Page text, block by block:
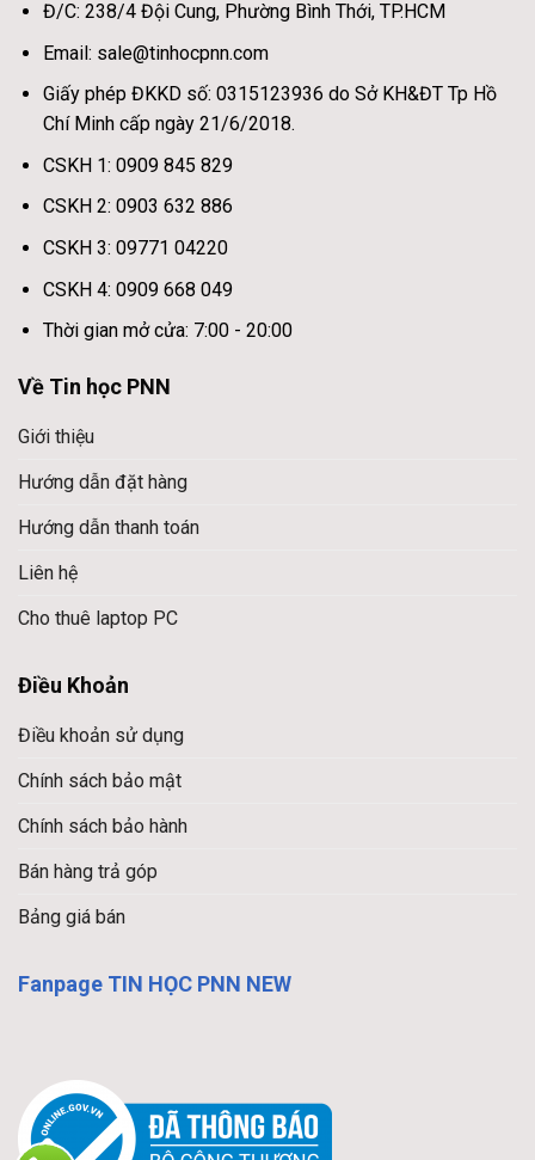
Đ/C: 238/4 Đội Cung, Phường Bình Thới, TP.HCM
Email: sale@tinhocpnn.com
Giấy phép ĐKKD số: 0315123936 do Sở KH&ĐT Tp Hồ
Chí Minh cấp ngày 21/6/2018.
CSKH 1: 0909 845 829
CSKH 2: 0903 632 886
CSKH 3: 09771 04220
CSKH 4: 0909 668 049
Thời gian mở cửa: 7:00 - 20:00
Về Tin học PNN
Giới thiệu
Hướng dẫn đặt hàng
Hướng dẫn thanh toán
Liên hệ
Cho thuê laptop PC
Điều Khoản
Điều khoản sử dụng
Chính sách bảo mật
Chính sách bảo hành
Bán hàng trả góp
Bảng giá bán
Fanpage TIN HỌC PNN NEW